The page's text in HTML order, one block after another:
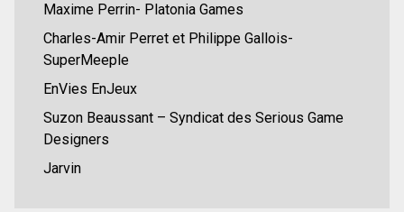
Maxime Perrin- Platonia Games
Charles-Amir Perret et Philippe Gallois-
SuperMeeple
EnVies EnJeux
Suzon Beaussant – Syndicat des Serious Game
Designers
Jarvin